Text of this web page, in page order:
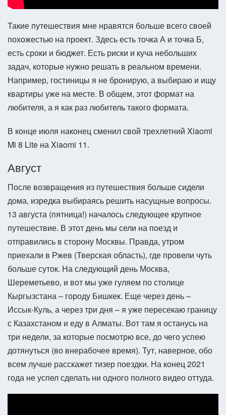
Такие путешествия мне нравятся больше всего своей
похожестью на проект. Здесь есть точка А и точка Б,
есть сроки и бюджет. Есть риски и куча небольших
задач, которые нужно решать в реальном времени.
Например, гостиницы я не бронирую, а выбираю и ищу
квартиры уже на месте. В общем, этот формат на
любителя, а я как раз любитель такого формата.
В конце июля наконец сменил свой трехлетний Xiaomi
Mi 8 Lite на Xiaomi 11.
Август
После возвращения из путешествия больше сидели
дома, изредка выбираясь решить насущные вопросы.
13 августа (пятница!) началось следующее крупное
путешествие. В этот день мы сели на поезд и
отправились в сторону Москвы. Правда, утром
приехали в Ржев (Тверская область), где провели чуть
больше суток. На следующий день Москва,
Шереметьево, и вот мы уже гуляем по столице
Кыргызстана – городу Бишкек. Еще через день –
Иссык-Куль, а через три дня – я уже пересекаю границу
с Казахстаном и еду в Алматы. Вот там я останусь на
три недели, за которые посмотрю все, до чего успею
дотянуться (во внерабочее время). Тут, наверное, обо
всем лучше расскажет тизер поездки. На конец 2021
года не успел сделать ни одного полного видео оттуда.